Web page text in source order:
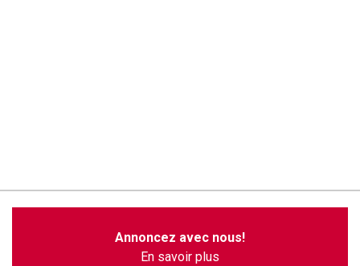
Annoncez avec nous!
En savoir plus